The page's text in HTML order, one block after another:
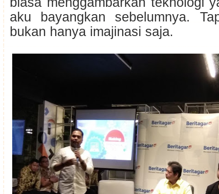
aku bayangkan sebelumnya.
bukan hanya imajinasi saja.